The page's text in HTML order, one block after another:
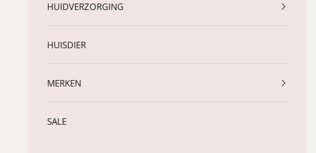
HUIDVERZORGING
HUISDIER
MERKEN
SALE